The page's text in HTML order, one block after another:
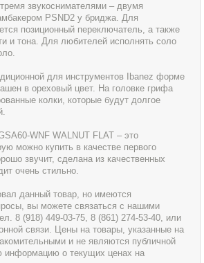
звукоснимателями – двумя
PSND2 у бриджа. Для
позиционный переключатель, а также
и тона. Для любителей исполнять соло
для инструментов Ibanez форме
в ореховый цвет. На головке грифа
колки, которые будут долгое
WNF WALNUT FLAT – это
можно купить в качестве первого
звучит, сделана из качественных
очень стильно.
данный товар, но имеются
вы можете связаться с нашими
8 (918) 449-03-75, 8 (861) 274-53-40, или
связи. Цены на товары, указанные на
и не являются публичной
информацию о текущих ценах на